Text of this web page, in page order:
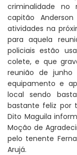
criminalidade no
capitão
atividades na
para aquela
policiais estão
colete, e que
reunião de
equipamento e
local sendo
bastante feliz por
Dito Maguila
Moção de
pelo tenente
Arujá.